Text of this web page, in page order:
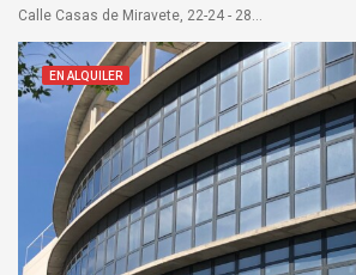
Calle Casas de Miravete, 22-24 - 28031
EN ALQUILER